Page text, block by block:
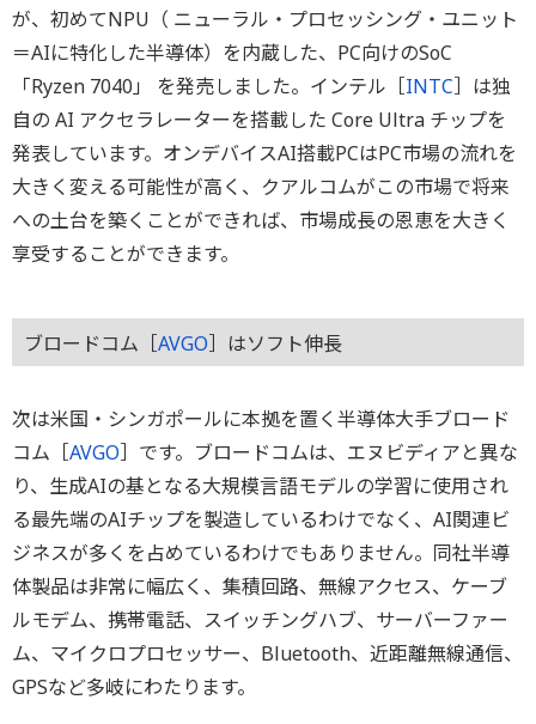
が、初めてNPU（ ニューラル・プロセッシング・ユニット
＝AIに特化した半導体）を内蔵した、PC向けのSoC
「Ryzen 7040」 を発売しました。インテル［INTC］は独
自の AI アクセラレーターを搭載した Core Ultra チップを
発表しています。オンデバイスAI搭載PCはPC市場の流れを
大きく変える可能性が高く、クアルコムがこの市場で将来
への土台を築くことができれば、市場成長の恩恵を大きく
享受することができます。
ブロードコム［AVGO］はソフト伸長
次は米国・シンガポールに本拠を置く半導体大手ブロード
コム［AVGO］です。ブロードコムは、エヌビディアと異な
り、生成AIの基となる大規模言語モデルの学習に使用され
る最先端のAIチップを製造しているわけでなく、AI関連ビ
ジネスが多くを占めているわけでもありません。同社半導
体製品は非常に幅広く、集積回路、無線アクセス、ケーブ
ルモデム、携帯電話、スイッチングハブ、サーバーファー
ム、マイクロプロセッサー、Bluetooth、近距離無線通信、
GPSなど多岐にわたります。